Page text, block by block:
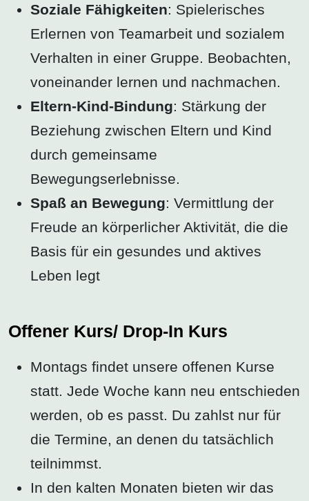
Soziale Fähigkeiten: Spielerisches
Erlernen von Teamarbeit und sozialem
Verhalten in einer Gruppe. Beobachten,
voneinander lernen und nachmachen.
Eltern-Kind-Bindung: Stärkung der
Beziehung zwischen Eltern und Kind
durch gemeinsame
Bewegungserlebnisse.
Spaß an Bewegung: Vermittlung der
Freude an körperlicher Aktivität, die die
Basis für ein gesundes und aktives
Leben legt
Offener Kurs/ Drop-In Kurs
Montags findet unsere offenen Kurse
statt. Jede Woche kann neu entschieden
werden, ob es passt. Du zahlst nur für
die Termine, an denen du tatsächlich
teilnimmst.
In den kalten Monaten bieten wir das